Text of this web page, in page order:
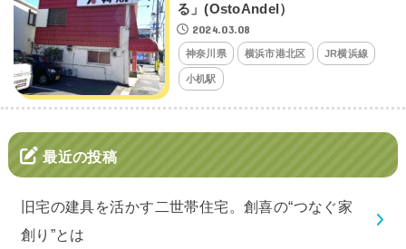
る」(OstoAndel）
2024.03.08
神奈川県 横浜市港北区 JR横浜線
小机駅
最近の投稿
旧宅の建具を活かす二世帯住宅。創喜の“つなぐ家
創り”とは